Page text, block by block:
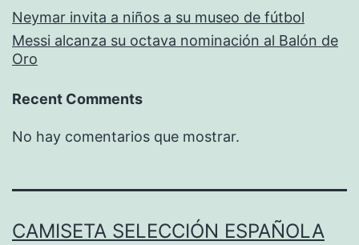
Neymar invita a niños a su museo de fútbol
Messi alcanza su octava nominación al Balón de
Oro
Recent Comments
No hay comentarios que mostrar.
CAMISETA SELECCIÓN ESPAÑOLA